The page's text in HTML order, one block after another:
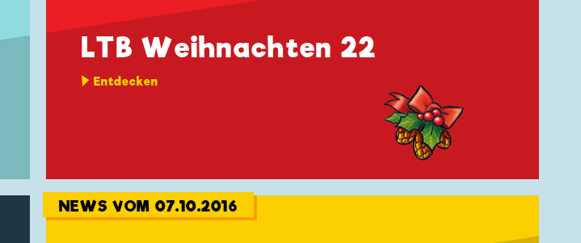
LTB Weihnachten 22
Entdecken
NEWS VOM 07.10.2016